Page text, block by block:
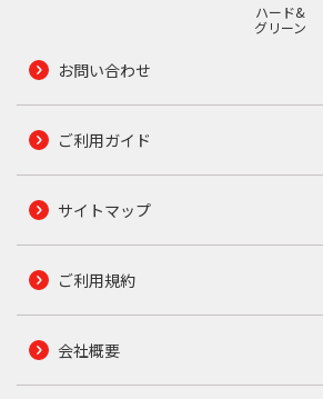
ハード&
グリーン
お問い合わせ
ご利用ガイド
サイトマップ
ご利用規約
会社概要